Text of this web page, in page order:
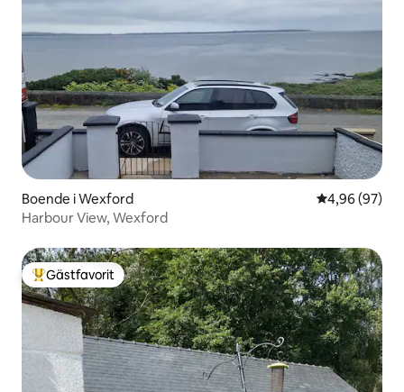
Boende i Wexford 4,96 av 5 i
4,96 (97)
Harbour View, Wexford
Populär gästfavorit
Gästfavorit